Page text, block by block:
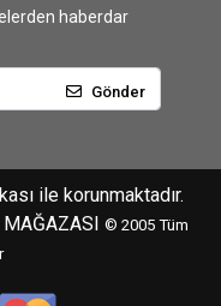
haberdar
Gönder
ile korunmaktadır.
© 2005 Tüm